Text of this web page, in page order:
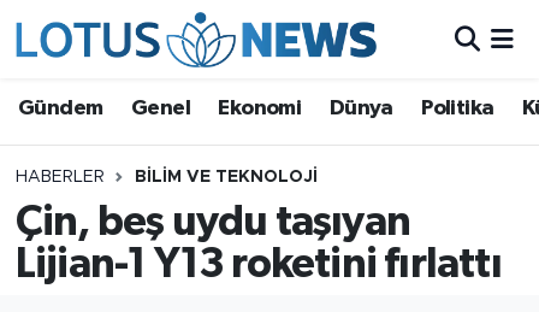
Gündem Genel Ekonomi Dünya Politika
HABERLER BILIM VE TEKNOLOJI
Çin, beş uydu taşıyan
Lijian-1 Y13 roketini fırlattı
Ekonomi
Dünya
Politika